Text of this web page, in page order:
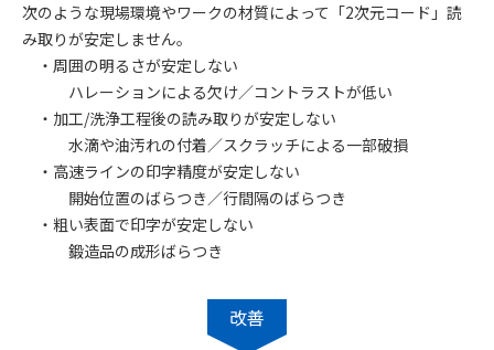
次のような現場環境やワークの材質によって「2次元コード」読
み取りが安定しません。
・周囲の明るさが安定しない
ハレーションによる欠け／コントラストが低い
・加工/洗浄工程後の読み取りが安定しない
水滴や油汚れの付着／スクラッチによる一部破損
・高速ラインの印字精度が安定しない
開始位置のばらつき／行間隔のばらつき
・粗い表面で印字が安定しない
鍛造品の成形ばらつき
改善